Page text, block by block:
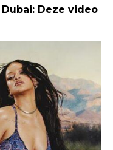
Deze video